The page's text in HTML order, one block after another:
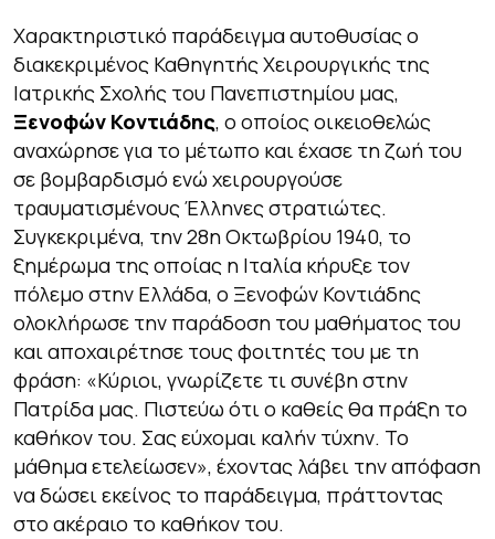
Χαρακτηριστικό παράδειγμα αυτοθυσίας ο
διακεκριμένος Καθηγητής Χειρουργικής της
Ιατρικής Σχολής του Πανεπιστημίου μας,
Ξενοφών Κοντιάδης, ο οποίος οικειοθελώς
αναχώρησε για το μέτωπο και έχασε τη ζωή του
σε βομβαρδισμό ενώ χειρουργούσε
τραυματισμένους Έλληνες στρατιώτες.
Συγκεκριμένα, την 28η Οκτωβρίου 1940, το
ξημέρωμα της οποίας η Ιταλία κήρυξε τον
πόλεμο στην Ελλάδα, ο Ξενοφών Κοντιάδης
ολοκλήρωσε την παράδοση του μαθήματος του
και αποχαιρέτησε τους φοιτητές του με τη
φράση: «Κύριοι, γνωρίζετε τι συνέβη στην
Πατρίδα μας. Πιστεύω ότι ο καθείς θα πράξη το
καθήκον του. Σας εύχομαι καλήν τύχην. Το
μάθημα ετελείωσεν», έχοντας λάβει την απόφαση
να δώσει εκείνος το παράδειγμα, πράττοντας
στο ακέραιο το καθήκον του.